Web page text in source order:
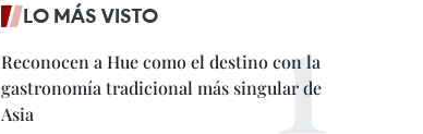
LO MÁS VISTO
Reconocen a Hue como el destino con la
gastronomía tradicional más singular de
Asia